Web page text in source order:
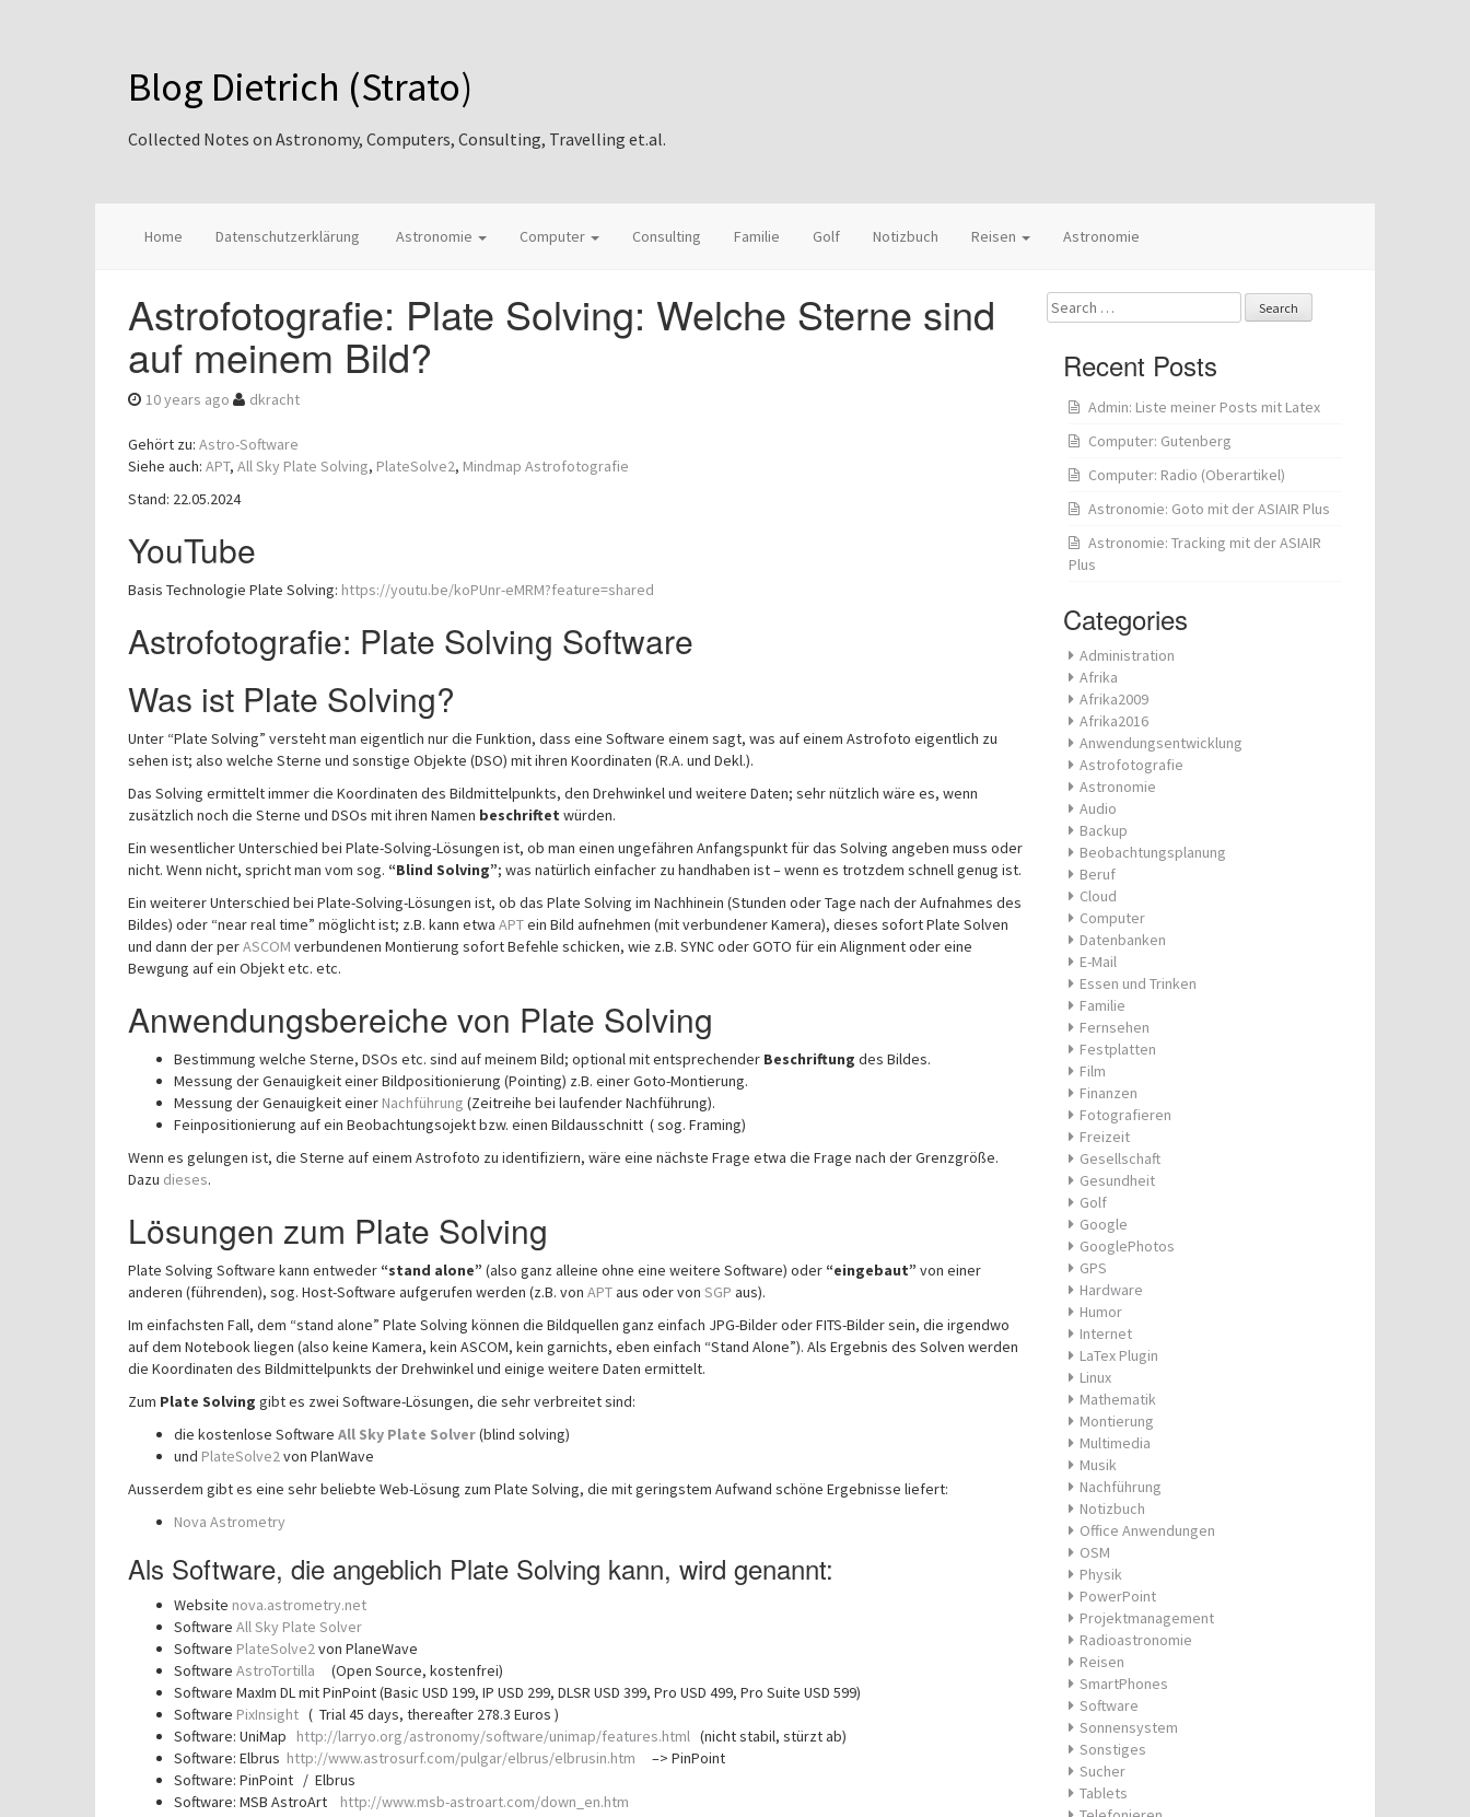
Blog Dietrich (Strato)
Collected Notes on Astronomy, Computers, Consulting, Travelling et.al.
Home Datenschutzerklärung Astronomie Computer Consulting Familie Golf Notizbuch Reisen Astronomie
Astrofotografie: Plate Solving: Welche Sterne sind
auf meinem Bild?
10 years ago dkracht
Gehört zu: Astro-Software
Siehe auch: APT, All Sky Plate Solving, PlateSolve2, Mindmap Astrofotografie
Stand: 22.05.2024
YouTube
Basis Technologie Plate Solving: https://youtu.be/koPUnr-eMRM?feature=shared
Astrofotografie: Plate Solving Software
Was ist Plate Solving?
Unter “Plate Solving” versteht man eigentlich nur die Funktion, dass eine Software einem sagt, was auf einem Astrofoto eigentlich zu
sehen ist; also welche Sterne und sonstige Objekte (DSO) mit ihren Koordinaten (R.A. und Dekl.).
Das Solving ermittelt immer die Koordinaten des Bildmittelpunkts, den Drehwinkel und weitere Daten; sehr nützlich wäre es, wenn
zusätzlich noch die Sterne und DSOs mit ihren Namen beschriftet würden.
Ein wesentlicher Unterschied bei Plate-Solving-Lösungen ist, ob man einen ungefähren Anfangspunkt für das Solving angeben muss oder
nicht. Wenn nicht, spricht man vom sog. “Blind Solving”; was natürlich einfacher zu handhaben ist – wenn es trotzdem schnell genug ist.
Ein weiterer Unterschied bei Plate-Solving-Lösungen ist, ob das Plate Solving im Nachhinein (Stunden oder Tage nach der Aufnahmes des
Bildes) oder “near real time” möglicht ist; z.B. kann etwa APTein Bild aufnehmen (mit verbundener Kamera), dieses sofort Plate Solven
und dann der perASCOM verbundenen Montierung sofort Befehle schicken, wie z.B. SYNC oder GOTO für ein Alignment oder eine
Bewgung auf ein Objekt etc. etc.
Anwendungsbereiche von Plate Solving
Bestimmung welche Sterne, DSOs etc. sind auf meinem Bild; optional mit entsprechender Beschriftung des Bildes.
Messung der Genauigkeit einer Bildpositionierung (Pointing) z.B. einer Goto-Montierung.
Messung der Genauigkeit einer Nachführung (Zeitreihe bei laufender Nachführung).
Feinpositionierung auf ein Beobachtungsojekt bzw. einen Bildausschnitt ( sog. Framing)
Wenn es gelungen ist, die Sterne auf einem Astrofoto zu identifiziern, wäre eine nächste Frage etwa die Frage nach der Grenzgröße.
Dazu dieses.
Lösungen zum Plate Solving
Plate Solving Software kann entweder “stand alone” (also ganz alleine ohne eine weitere Software) oder “eingebaut” von einer
anderen (führenden), sog. Host-Software aufgerufen werden (z.B. von APTaus oder von SGP aus).
Im einfachsten Fall, dem “stand alone” Plate Solving können die Bildquellen ganz einfach JPG-Bilder oder FITS-Bilder sein, die irgendwo
auf dem Notebook liegen (also keine Kamera, kein ASCOM, kein garnichts, eben einfach “Stand Alone”). Als Ergebnis des Solven werden
die Koordinaten des Bildmittelpunkts der Drehwinkel und einige weitere Daten ermittelt.
Zum Plate Solving gibt es zwei Software-Lösungen, die sehr verbreitet sind:
die kostenlose Software All Sky Plate Solver(blind solving)
und PlateSolve2von PlanWave
Ausserdem gibt es eine sehr beliebte Web-Lösung zum Plate Solving, die mit geringstem Aufwand schöne Ergebnisse liefert:
Nova Astrometry
Als Software, die angeblich Plate Solving kann, wird genannt:
Website nova.astrometry.net
Software All Sky Plate Solver
Software PlateSolve2von PlaneWave
Software AstroTortilla (Open Source, kostenfrei)
Software MaxIm DL mit PinPoint (Basic USD 199, IP USD 299, DLSR USD 399, Pro USD 499, Pro Suite USD 599)
Software PixInsight ( Trial 45 days, thereafter 278.3 Euros )
Software: UniMap http://larryo.org/astronomy/software/unimap/features.html (nicht stabil, stürzt ab)
Software: Elbrus http://www.astrosurf.com/pulgar/elbrus/elbrusin.htm –> PinPoint
Software: PinPoint / Elbrus
Software: MSB AstroArt http://www.msb-astroart.com/down_en.htm
Search
for:
Recent Posts
Admin: Liste meiner Posts mit Latex
Computer: Gutenberg
Computer: Radio (Oberartikel)
Astronomie: Goto mit der ASIAIR Plus
Astronomie: Tracking mit der ASIAIR
Plus
Categories
Administration
Afrika
Afrika2009
Afrika2016
Anwendungsentwicklung
Astrofotografie
Astronomie
Audio
Backup
Beobachtungsplanung
Beruf
Cloud
Computer
Datenbanken
E-Mail
Essen und Trinken
Familie
Fernsehen
Festplatten
Film
Finanzen
Fotografieren
Freizeit
Gesellschaft
Gesundheit
Golf
Google
GooglePhotos
GPS
Hardware
Humor
Internet
LaTex Plugin
Linux
Mathematik
Montierung
Multimedia
Musik
Nachführung
Notizbuch
Office Anwendungen
OSM
Physik
PowerPoint
Projektmanagement
Radioastronomie
Reisen
SmartPhones
Software
Sonnensystem
Sonstiges
Sucher
Tablets